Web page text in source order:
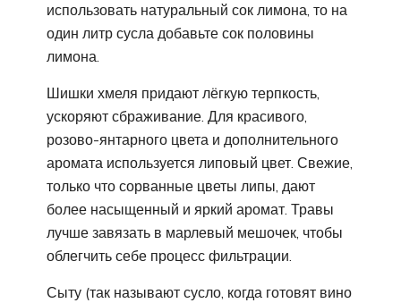
использовать натуральный сок лимона, то на
один литр сусла добавьте сок половины
лимона.
Шишки хмеля придают лёгкую терпкость,
ускоряют сбраживание. Для красивого,
розово-янтарного цвета и дополнительного
аромата используется липовый цвет. Свежие,
только что сорванные цветы липы, дают
более насыщенный и яркий аромат. Травы
лучше завязать в марлевый мешочек, чтобы
облегчить себе процесс фильтрации.
Сыту (так называют сусло, когда готовят вино